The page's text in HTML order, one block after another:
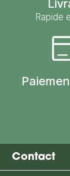
Rapide
Contact